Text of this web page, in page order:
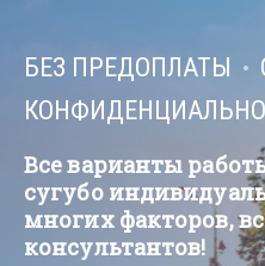
БЕЗ ПРЕДОПЛАТЫ
Все варианты
сугубо
многих факторов,
консультантов!